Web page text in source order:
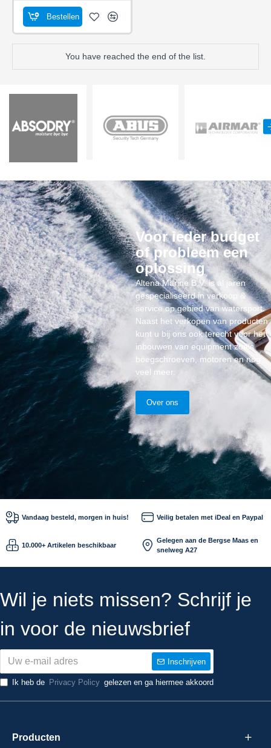
Bestellen
You have reached the end of the list.
Voor ieder budget
of probleem een
oplossing
Altena Marine B.V. is al jaren
gespecialiseerd in verkoop &
service op gebied van watersport.
Naast het verkopen van producten
kunt u bij ons ook terecht voor het
inbouwen van equipment zoals
boegschroeven, motoren en nog
veel meer.
Over ons
Vandaag besteld, morgen in huis! Veilig betalen met iDeal en Paypal
10.000+ Artikelen beschikbaar
Gelegen aan de Bergse Maas en
snelweg A27
Wil je niets missen? Schrijf je
in voor de nieuwsbrief
Inschrijven
Ik heb de Privacy Policy gelezen en ga hiermee akkoord
Producten